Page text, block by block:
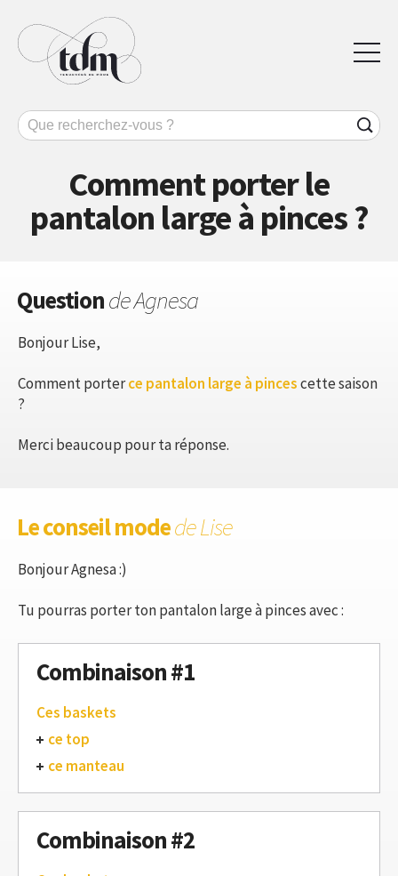
Comment porter le
pantalon large à pinces ?
Questionde Agnesa
Bonjour Lise,
Comment porterce pantalon large à pincescette saison
?
Merci beaucoup pour ta réponse.
Le conseil modede Lise
Bonjour Agnesa :)
Tu pourras porter ton pantalon large à pinces avec :
Combinaison #1
Ces baskets
ce top
ce manteau
Combinaison #2